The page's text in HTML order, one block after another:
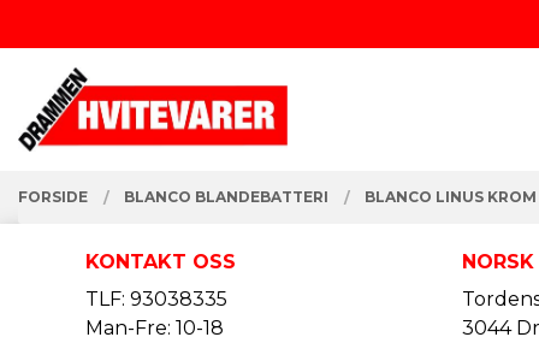
til
innholdet
PRODUKTER
FORSIDE BLANCO BLANDEBATTERI BLANCO LINUS KROM
KONTAKT OSS
TLF: 93038335
Man-Fre: 10-18
3044